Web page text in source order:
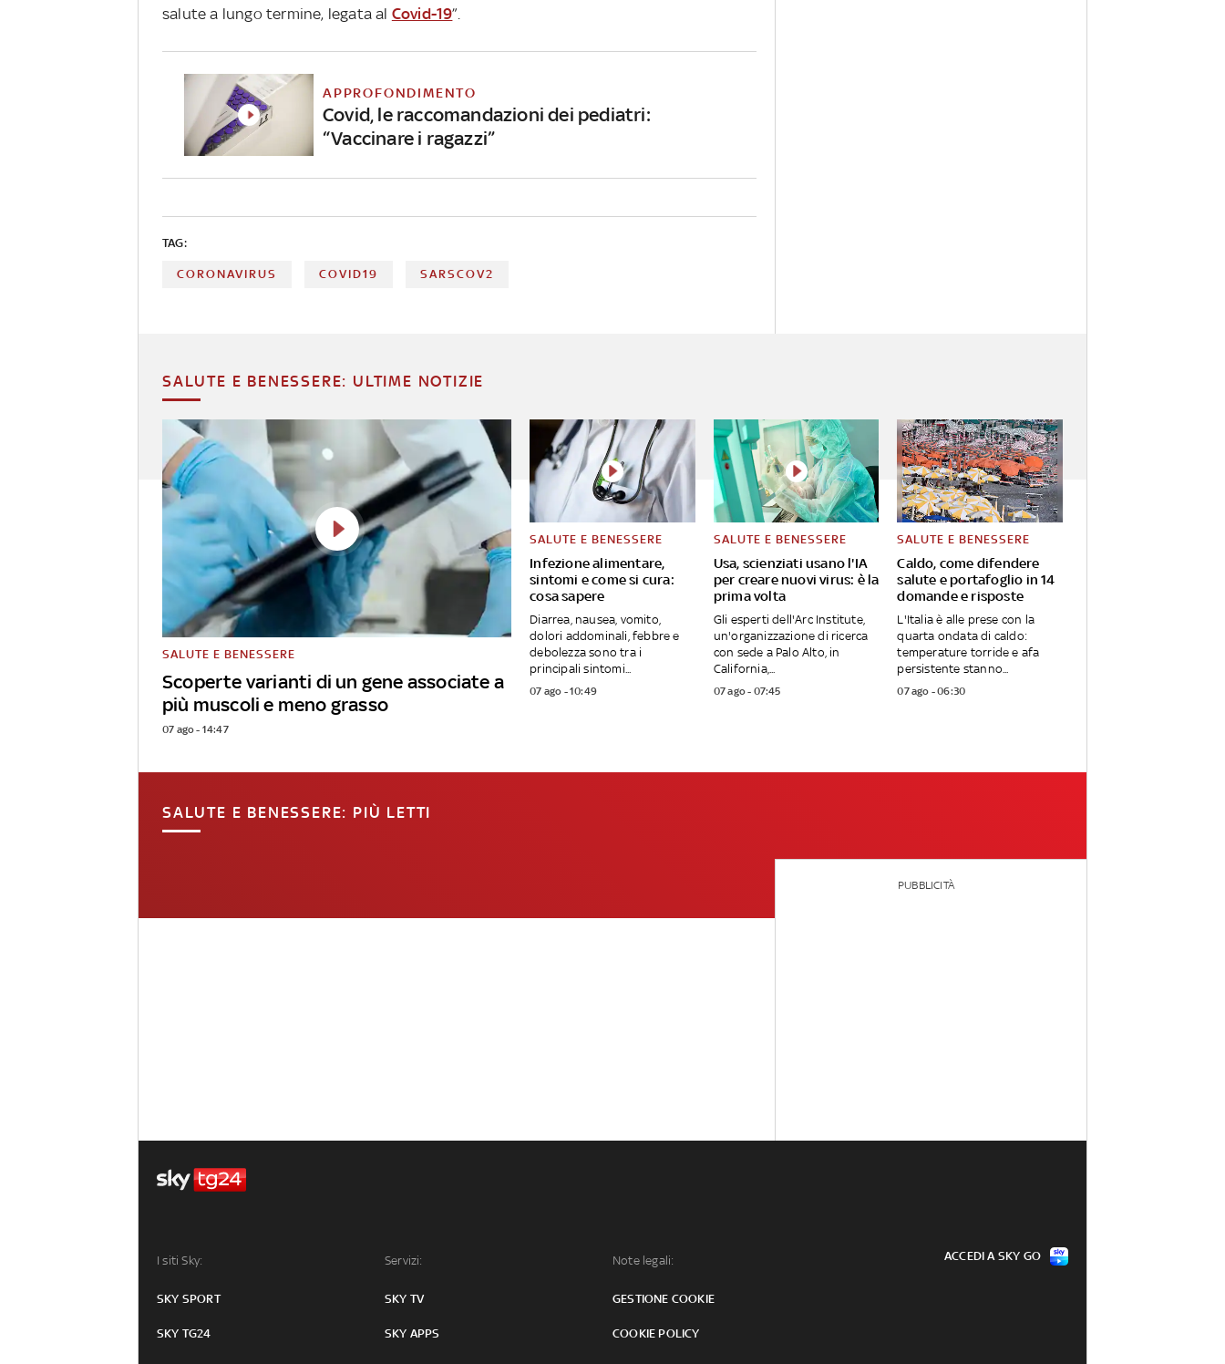
salute a lungo termine, legata al Covid-19”.
APPROFONDIMENTO
Covid, le raccomandazioni dei pediatri:
“Vaccinare i ragazzi”
TAG:
CORONAVIRUS COVID19 SARSCOV2
SALUTE E BENESSERE: ULTIME NOTIZIE
Scoperte varianti di un gene associate a
più muscoli e meno grasso
SALUTE E BENESSERE
07 ago - 14:47
Infezione alimentare,
sintomi e come si cura:
cosa sapere
SALUTE E BENESSERE
Diarrea, nausea, vomito,
dolori addominali, febbre e
debolezza sono tra i
principali sintomi...
07 ago - 10:49
Usa, scienziati usano l'IA
per creare nuovi virus: è la
prima volta
SALUTE E BENESSERE
Gli esperti dell'Arc Institute,
un'organizzazione di ricerca
con sede a Palo Alto, in
California,...
07 ago - 07:45
Caldo, come difendere
salute e portafoglio in 14
domande e risposte
SALUTE E BENESSERE
L'Italia è alle prese con la
quarta ondata di caldo:
temperature torride e afa
persistente stanno...
07 ago - 06:30
SALUTE E BENESSERE: PIÙ LETTI
PUBBLICITÀ
I siti Sky:
SKY SPORT
SKY TG24
Servizi:
SKY TV
SKY APPS
Note legali:
GESTIONE COOKIE
COOKIE POLICY
ACCEDI A SKY GO